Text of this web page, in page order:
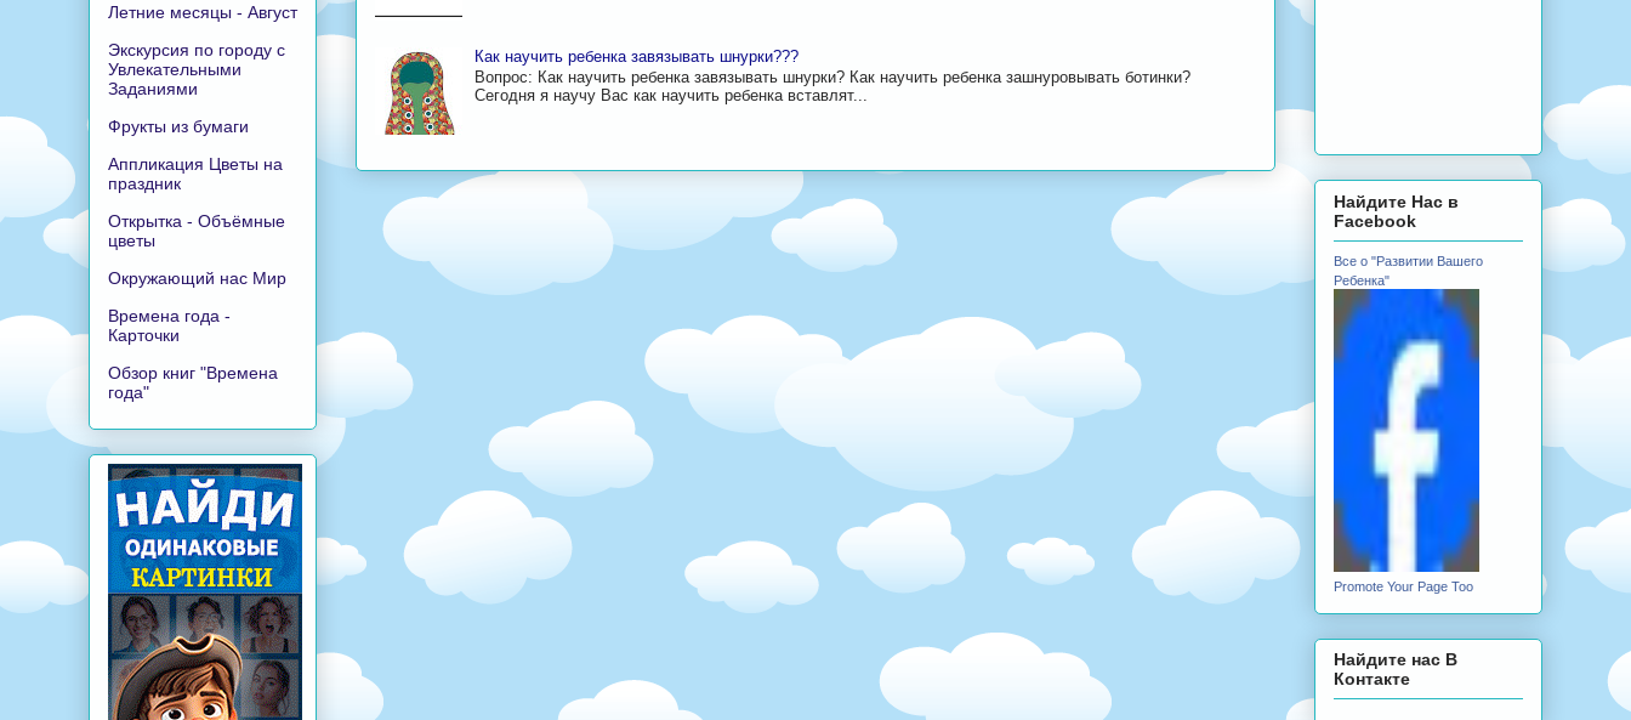
Как научить ребенка завязывать шнурки???
Вопрос: Как научить ребенка завязывать шнурки? Как научить ребенка зашнуровывать ботинки?
Сегодня я научу Вас как научить ребенка вставлят...
Летние месяцы - Август
Экскурсия по городу с
Увлекательными
Заданиями
Фрукты из бумаги
Аппликация Цветы на
праздник
Открытка - Объёмные
цветы
Окружающий нас Мир
Времена года -
Карточки
Обзор книг "Времена
года"
Найдите Нас в
Facebook
Все о "Развитии Вашего
Ребенка"
Promote Your Page Too
Найдите нас В
Контакте